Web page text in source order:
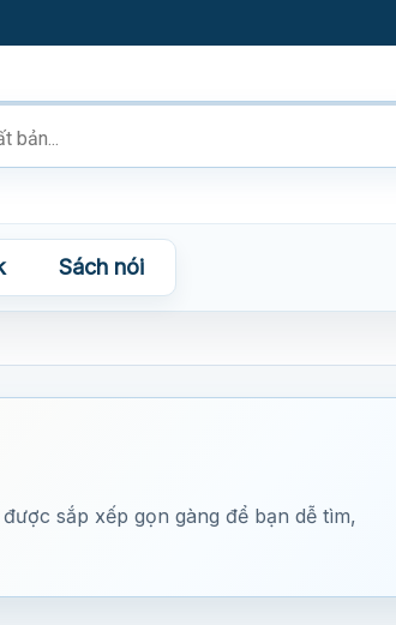
Sách nói
sắp xếp gọn gàng để bạn dễ tìm,